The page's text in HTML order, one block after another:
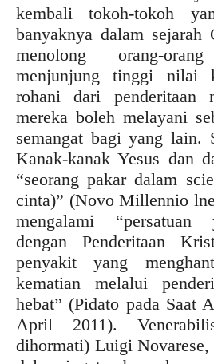
kembali tokoh-tokoh
banyaknya dalam sejarah
menolong orang-
menjunjung tinggi nilai
rohani dari penderitaan
mereka boleh melayani
semangat bagi yang lain.
Kanak-kanak Yesus dan
“seorang pakar dalam
cinta)” (Novo Millennio
mengalami “persatuan
dengan Penderitaan
penyakit yang
kematian melalui
hebat” (Pidato pada Saat
April 2011).
dihormati) Luigi